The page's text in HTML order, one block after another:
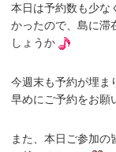
本日は予約数も少な
かったので、島に滞
しょうか
今週末も予約が埋ま
早めにご予約をお願
また、本日ご参加